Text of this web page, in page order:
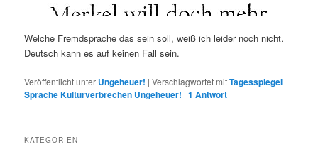
Welche Fremdsprache das sein soll, weiß ich leider noch nicht.
Deutsch kann es auf keinen Fall sein.
Veröffentlicht unter Ungeheuer! |Verschlagwortet mitTagesspiegel
Sprache Kulturverbrechen Ungeheuer! |1 Antwort
KATEGORIEN